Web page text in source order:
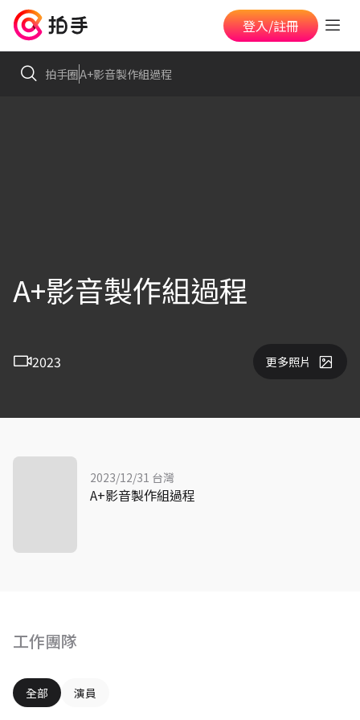
登入/註冊
拍手圈A+影音製作組過程
A+影音製作組過程
2023 更多照片
工作團隊
全部 演員
2023/12/31 台灣
A+影音製作組過程